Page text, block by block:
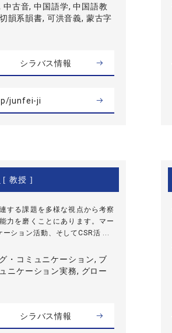
中古音, 中国語学, 中国語教
韻系韻書, 可洪音義, 蒙古字
シラバス情報
junfei-ji
[ 教授 ]
する課題を多様な視点から考察
力を磨くことにあります。マー
ション活動、そしてCSR活 ...
・コミュニケーション, ブ
ニケーション実務, グロー
シラバス情報